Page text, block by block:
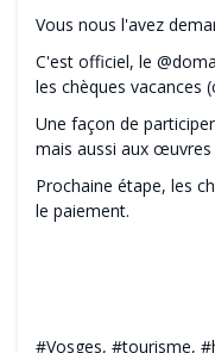
Vous nous l'avez
C'est officiel, le
les chèques vacances
Une façon de
mais aussi aux œuvres
Prochaine étape, les
le paiement.
#Vosges, #tourisme,